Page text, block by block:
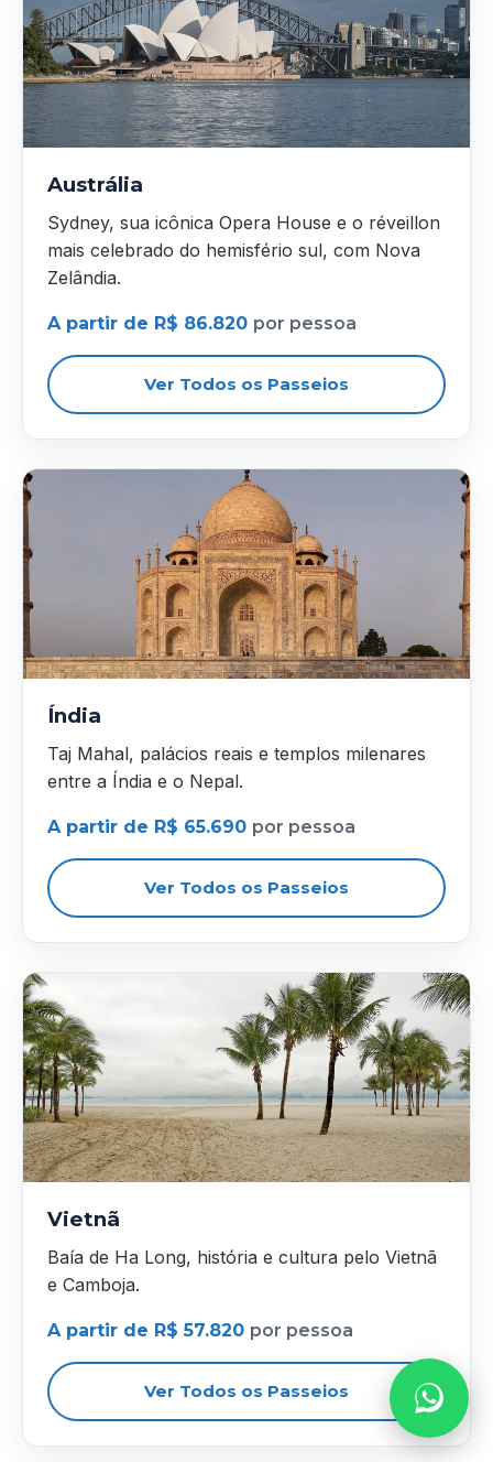
Austrália
Sydney, sua icônica Opera House e o réveillon
mais celebrado do hemisfério sul, com Nova
Zelândia.
A partir de R$ 86.820 por pessoa
Ver Todos os Passeios
Índia
Taj Mahal, palácios reais e templos milenares
entre a Índia e o Nepal.
A partir de R$ 65.690 por pessoa
Ver Todos os Passeios
Vietnã
Baía de Ha Long, história e cultura pelo Vietnã
e Camboja.
A partir de R$ 57.820 por pessoa
Ver Todos os Passeios